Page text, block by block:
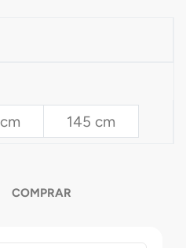
145 cm
COMPRAR